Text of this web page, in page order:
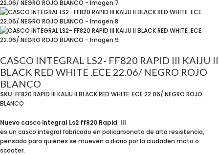
CASCO INTEGRAL LS2- FF820 RAPID III KAIJU II
BLACK RED WHITE .ECE 22.06/ NEGRO ROJO
BLANCO
SKU:FF820 RAPID III KAIJU II BLACK RED WHITE .ECE 22.06/ NEGRO ROJO
BLANCO
Nuevo casco integral Ls2 ff820 Rapid lll
es un casco integral fabricado en policarbonato de alta resistencia,
pensado para quienes se mueven a diario por la ciudaden moto o
scooter.